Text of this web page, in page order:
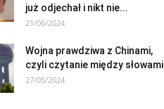
już odjechał i nikt nie...
21/06/2024
Wojna prawdziwa z Chinami,
czyli czytanie między słowami
27/05/2024